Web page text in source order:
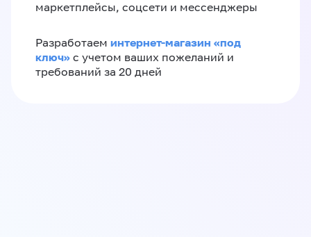
маркетплейсы, соцсети и мессенджеры
Разработаем интернет-магазин «‎под
ключ»‎ с учетом ваших пожеланий и
требований за 20 дней